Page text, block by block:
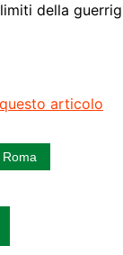
della
articolo
Roma